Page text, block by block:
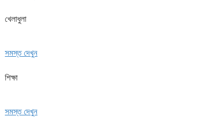
খেলাধুলা
সমস্ত দেখুন
শিক্ষা
সমস্ত দেখুন